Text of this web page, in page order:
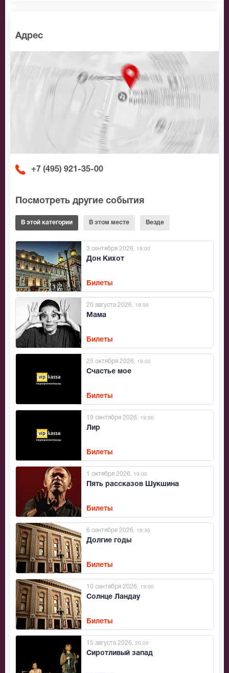
Адрес
+7 (495) 921-35-00
Посмотреть другие события
В этой категории В этом месте Везде
Дон Кихот
3 сентября 2026 , 19:00
Билеты
Мама
20 августа 2026 , 19:00
Билеты
Счастье мое
25 октября 2026 , 19:00
Билеты
Лир
19 сентября 2026 , 19:00
Билеты
Пять рассказов Шукшина
1 октября 2026 , 19:00
Билеты
Долгие годы
6 сентября 2026 , 19:30
Билеты
Солнце Ландау
10 сентября 2026 , 19:00
Билеты
Сиротливый запад
15 августа 2026 , 20:00